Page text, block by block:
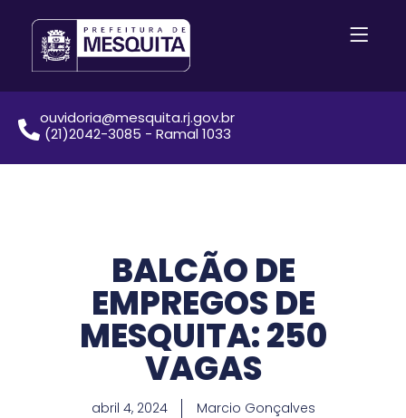
ouvidoria@mesquita.rj.gov.br
(21)2042-3085 - Ramal 1033
BALCÃO DE
EMPREGOS DE
MESQUITA: 250
VAGAS
abril 4, 2024 Marcio Gonçalves